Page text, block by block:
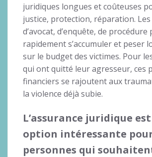
juridiques longues et coûteuses
justice, protection, réparation.
d’avocat, d’enquête, de procédure
rapidement s’accumuler et peser
sur le budget des victimes. Pour
qui ont quitté leur agresseur, ces
financiers se rajoutent aux
la violence déjà subie.
L’assurance juridique
option intéressante
personnes qui